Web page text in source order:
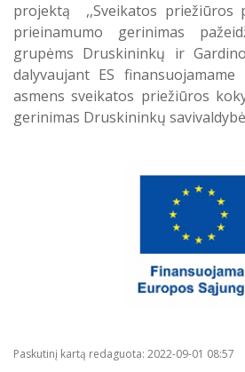
projektą ,,Sveikatos priežiūros
prieinamumo gerinimas
grupėms Druskininkų ir
dalyvaujant ES
asmens sveikatos priežiūros
gerinimas Druskininkų
Paskutinį kartą redaguota: 2022-09-01 08:57